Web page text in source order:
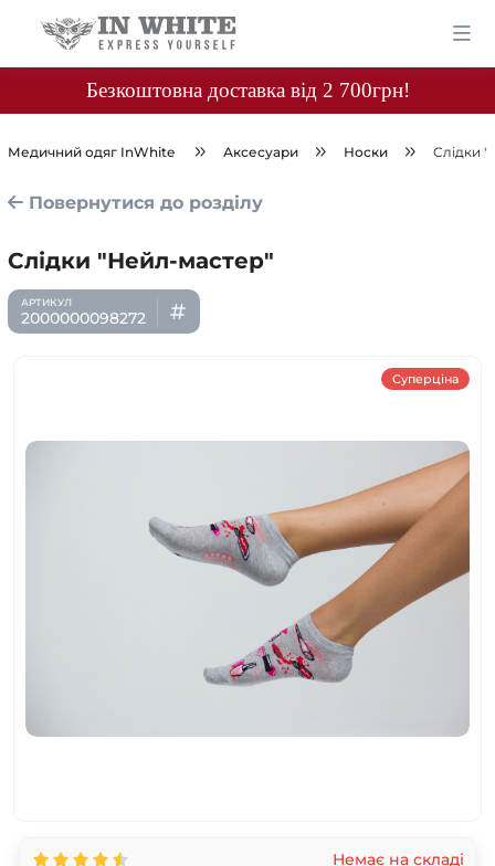
Безкоштовна доставка від 2 700грн!
Медичний одяг InWhite Аксесуари Носки Слідки
Повернутися до розділу
Слідки "Нейл-мастер"
2000000098272
Суперціна
Немає на складі